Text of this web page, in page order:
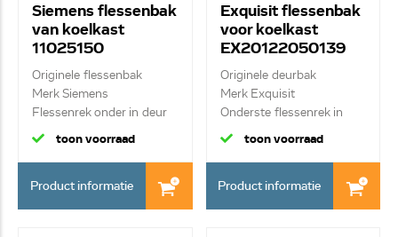
Siemens flessenbak
van koelkast
11025150
Originele flessenbak
Merk Siemens
Flessenrek onder in deur
toon voorraad
Product informatie
Exquisit flessenbak
voor koelkast
EX20122050139
Originele deurbak
Merk Exquisit
Onderste flessenrek in
deu...
toon voorraad
Product informatie